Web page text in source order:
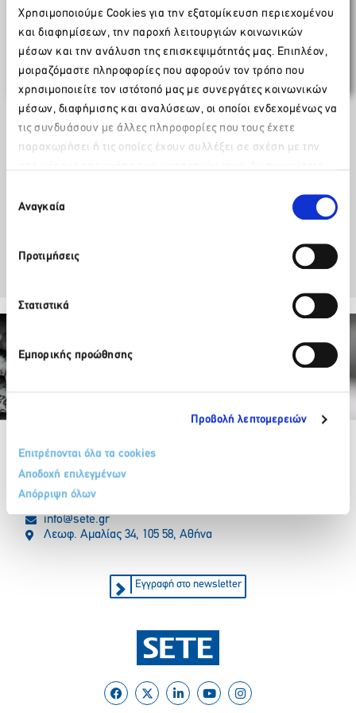
Χρησιμοποιούμε Cookies για την εξατομίκευση περιεχομένου
και διαφημίσεων, την παροχή λειτουργιών κοινωνικών
μέσων και την ανάλυση της επισκεψιμότητάς μας. Επιπλέον,
μοιραζόμαστε πληροφορίες που αφορούν τον τρόπο που
χρησιμοποιείτε τον ιστότοπό μας με συνεργάτες κοινωνικών
μέσων, διαφήμισης και αναλύσεων, οι οποίοι ενδεχομένως να
τις συνδυάσουν με άλλες πληροφορίες που τους έχετε
παραχωρήσει ή τις οποίες έχουν συλλέξει σε σχέση με την
των Cookies μας.
συγκατάθεσης
Αναγκαία
Προτιμήσεις
Στατιστικά
Εμπορικής προώθησης
Προβολή λεπτομερειών
Επιτρέπονται όλα τα cookies
Αποδοχή επιλεγμένων
Απόρριψη όλων
Προτάσεις της Ευρωπαϊκής Επιτροπής
σχετικά με τη διευκόλυνση χορήγησης
visa
LinkedIn
Partner Organizations
210 32 17 165
info@sete.gr
Λεωφ. Αμαλίας 34, 105 58, Αθήνα
Εγγραφή στο newsletter